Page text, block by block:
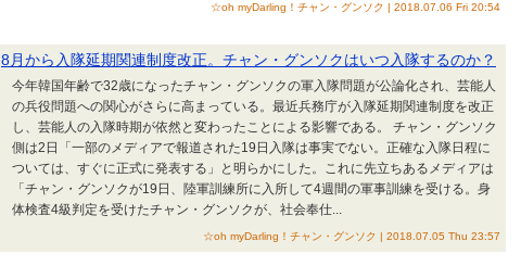
☆oh myDarling！チャン・グンソク | 2018.07.06 Fri 20:54
8月から入隊延期関連制度改正。チャン・グンソクはいつ入隊するのか？
今年韓国年齢で32歳になったチャン・グンソクの軍入隊問題が公論化され、芸能人
の兵役問題への関心がさらに高まっている。最近兵務庁が入隊延期関連制度を改正
し、芸能人の入隊時期が依然と変わったことによる影響である。 チャン・グンソク
側は2日「一部のメディアで報道された19日入隊は事実でない。正確な入隊日程に
ついては、すぐに正式に発表する」と明らかにした。これに先立ちあるメディアは
「チャン・グンソクが19日、陸軍訓練所に入所して4週間の軍事訓練を受ける。身
体検査4級判定を受けたチャン・グンソクが、社会奉仕...
☆oh myDarling！チャン・グンソク | 2018.07.05 Thu 23:57